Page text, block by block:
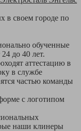
в своем городе по
обученные
до 40 лет.
аттестацию в
в службе
частью команды
с логотипом
наши клинеры